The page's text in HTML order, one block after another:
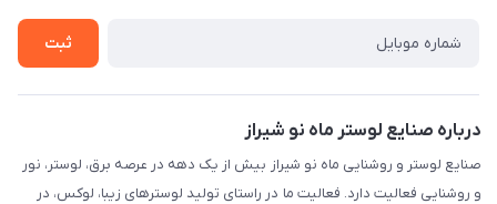
ثبت
درباره صنایع لوستر ماه نو شیراز
صنایع لوستر و روشنایی ماه نو شیراز بیش از یک دهه در عرصه برق، لوستر، نور
و روشنایی فعالیت دارد. فعالیت ما در راستای تولید لوسترهای زیبا، لوکس، در